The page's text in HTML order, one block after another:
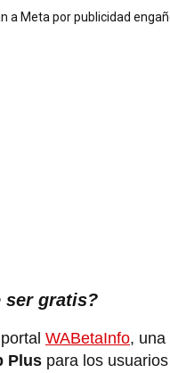
a Meta por publicidad
ser gratis?
WABetaInfo, una
Plus para los